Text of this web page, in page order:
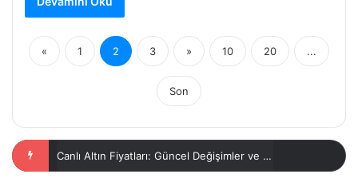
« 1 2 3 » 10 20 ...
Son
14 Ayar Altın Top Küpe Fiyatları 2023